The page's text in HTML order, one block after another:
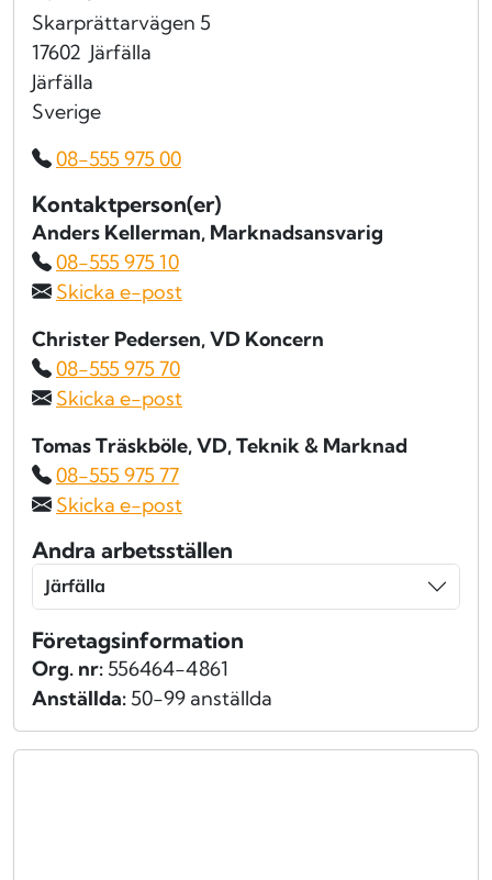
Skarprättarvägen 5
17602 Järfälla
Järfälla
Sverige
08-555 975 00
Kontaktperson(er)
Anders Kellerman, Marknadsansvarig
08-555 975 10
Skicka e-post
Christer Pedersen, VD Koncern
08-555 975 70
Skicka e-post
Tomas Träskböle, VD, Teknik & Marknad
08-555 975 77
Skicka e-post
Andra arbetsställen
Järfälla
Företagsinformation
Org. nr: 556464-4861
Anställda: 50-99 anställda